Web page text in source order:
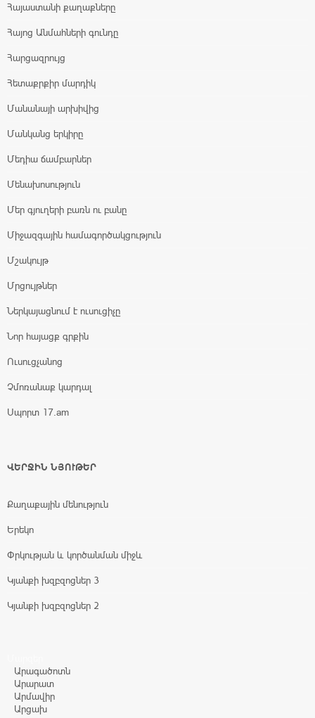
Հայաստանի քաղաքները
Հայոց Անմահների գունդը
Հարցազրույց
Հետաքրքիր մարդիկ
Մանանայի արխիվից
Մանկանց երկիրը
Մեդիա ճամբարներ
Մենախոսություն
Մեր գյուղերի բառն ու բանը
Միջազգային համագործակցություն
Մշակույթ
Մրցույթներ
Ներկայացնում է ուսուցիչը
Նոր հայացք գրքին
Ուսուցչանոց
Չմոռանաք կարդալ
Սպորտ 17.am
ՎԵՐՋԻՆ ՆՅՈՒԹԵՐ
Քաղաքային մենություն
Երեկո
Փրկության և կործանման միջև
Կյանքի խզբզոցներ 3
Կյանքի խզբզոցներ 2
Արագածոտն
Արարատ
Արմավիր
Արցախ